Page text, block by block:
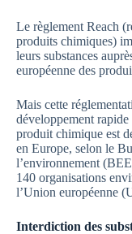
Le règlement Reach
produits chimiques)
leurs substances
européenne des
Mais cette
développement
produit chimique est
en Europe, selon le
l’environnement
140 organisations
l’Union européenne
Interdiction des